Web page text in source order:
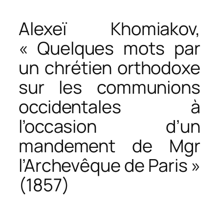
Alexeï Khomiakov,
« Quelques mots par
un chrétien orthodoxe
sur les communions
occidentales à
l’occasion d’un
mandement de Mgr
l’Archevêque de Paris »
(1857)